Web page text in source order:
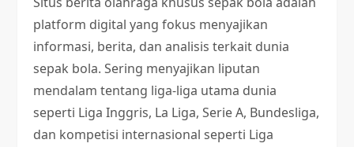
platform digital yang fokus menyajikan
informasi, berita, dan analisis terkait dunia
sepak bola. Sering menyajikan liputan
mendalam tentang liga-liga utama dunia
seperti Liga Inggris, La Liga, Serie A, Bundesliga,
dan kompetisi internasional seperti Liga